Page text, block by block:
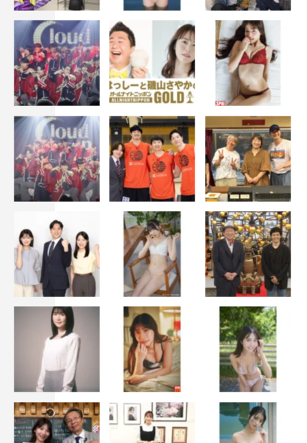
めにもアカデミックに「《あざとさ》が人を気持ちよくす
る理由」をひもといていただきたいです。あと、横浜流星
くんにも来て欲しい。かっこいいから。目の保養！
（笑）。
弘中綾香（テレビ朝日アナウンサー）コメント
一般的には「有吉さんは《あざとさ》が通用しない方だ」
と思われていますけど、実は有吉さんの中にも《あざとい
ポイント》がいろいろ散りばめられていることが今回分か
りました。どんな人も何かしらの《あざとさ》は持ってい
と同時に、初回からいつもの《あざとさ》だけでは通用し
ない有吉さんがゲストとして来てくださったおかげで、番
組の間口も広がったような気がします。この業界のトップ
を走ってらっしゃる方々は“人たらし”という点でどこかし
の方に来ていただいて、お話を聞いてみたいです。個人的
には、私が大好きなディーン・フジオカさんに来ていただ
けたらなぁって思います。あと政治家だと…小泉進次郎さ
んにも出ていただけたらなぁ、なんて思っています。
る瞬間もあって心が折れかけ、結果的に何も残すことがで
きませんでした（苦笑）。でも、いろんな新発見があった